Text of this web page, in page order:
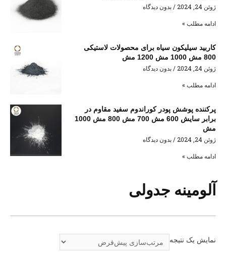
ژوئن 24, 2024
بدون دیدگاه
ادامه مطلب »
کاربید سیلیکون سیاه برای محصولات لاستیکی
800 مش 1000 مش 1200 مش
ژوئن 24, 2024
بدون دیدگاه
ادامه مطلب »
پرکننده پوشش پودر کوراندوم سفید مقاوم در
برابر سایش 600 مش 700 مش 800 مش 1000
مش
ژوئن 24, 2024
بدون دیدگاه
ادامه مطلب »
آلومینه جدولی
نمایش یک نتیجه